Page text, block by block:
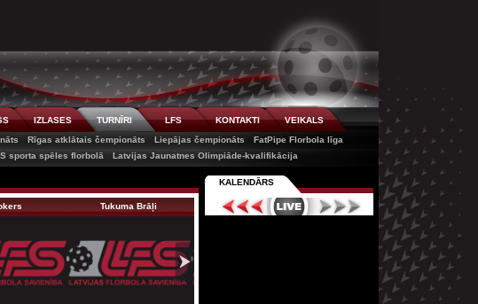
IZLASES TURNĪRI LFS KONTAKTI
VEIKALS
Rīgas atklātais čempionāts Liepājas čempionāts
FatPipe Florbola līga
sporta spēles florbolā Latvijas Jaunatnes Olimpiāde-kvalifikācija
Tukuma Brāļi Atvaļināti no ai…
KALENDĀRS